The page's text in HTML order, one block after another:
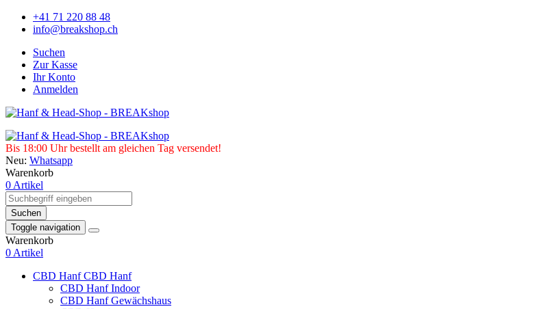
+41 71 220 88 48
info@breakshop.ch
Suchen
Zur Kasse
Ihr Konto
Anmelden
Bis 18:00 Uhr bestellt am gleichen Tag versendet!
Neu: Whatsapp
Warenkorb
0 Artikel
Suchen
Toggle navigation
Warenkorb
0 Artikel
CBD HanfCBD Hanf
CBD Hanf Indoor
CBD Hanf Gewächshaus